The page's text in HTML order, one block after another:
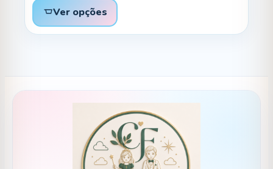
R$ 194,60
através
Ver opções